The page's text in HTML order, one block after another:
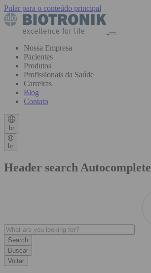
Pular para o conteúdo principal
Nossa Empresa
Pacientes
Produtos
Profissionais da Saúde
Carreiras
Blog
Contato
br
br
Header search Autocomplete
Buscar
Voltar